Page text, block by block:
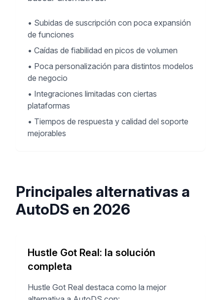
• Subidas de suscripción con poca expansión
de funciones
• Caídas de fiabilidad en picos de volumen
• Poca personalización para distintos modelos
de negocio
• Integraciones limitadas con ciertas
plataformas
• Tiempos de respuesta y calidad del soporte
mejorables
Principales alternativas a
AutoDS en 2026
Hustle Got Real: la solución
completa
Hustle Got Real destaca como la mejor